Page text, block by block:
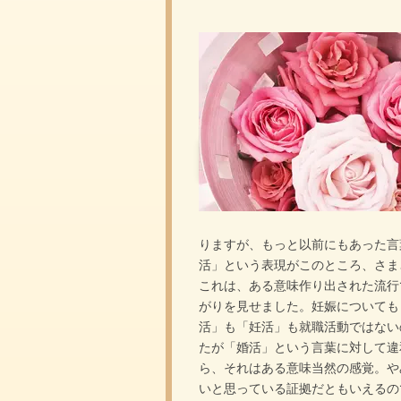
りますが、もっと以前にもあった
活」という表現がこのところ、さ
これは、ある意味作り出された流
がりを見せました。妊娠について
活」も「妊活」も就職活動ではな
たが「婚活」という言葉に対して
ら、それはある意味当然の感覚。
いと思っている証拠だともいえる